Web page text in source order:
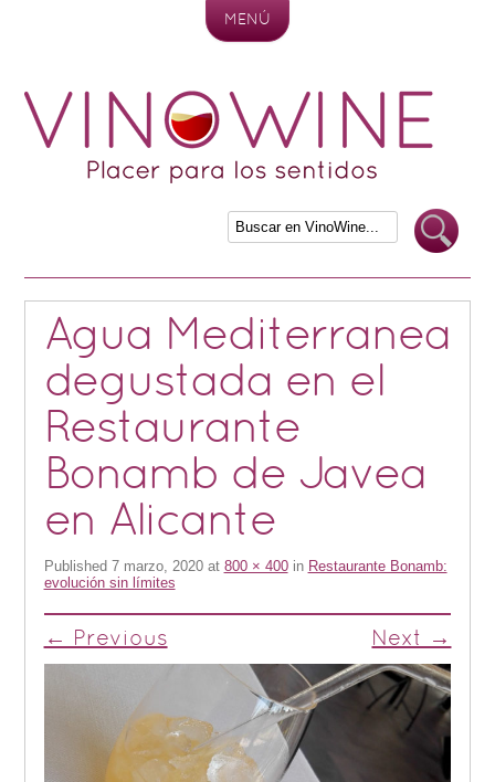
MENÚ
Agua Mediterranea
degustada en el
Restaurante
Bonamb de Javea
en Alicante
Published 7 marzo, 2020at 800 × 400in Restaurante Bonamb:
evolución sin límites
← Previous Next →